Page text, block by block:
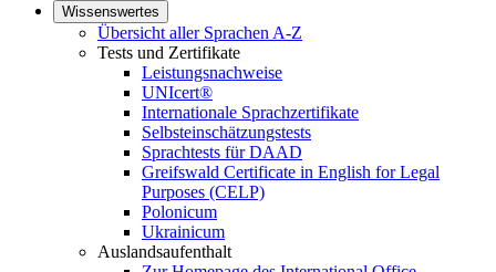
Wissenswertes
Übersicht aller Sprachen A-Z
Tests und Zertifikate
Leistungsnachweise
UNIcert®
Internationale Sprachzertifikate
Selbsteinschätzungstests
Sprachtests für DAAD
Greifswald Certificate in English for Legal
Purposes (CELP)
Polonicum
Ukrainicum
Auslandsaufenthalt